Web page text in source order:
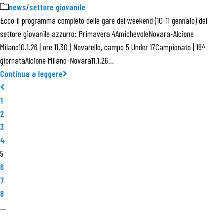
news/settore giovanile
Ecco il programma completo delle gare del weekend (10-11 gennaio) del
settore giovanile azzurro: Primavera 4AmichevoleNovara-Alcione
Milano10.1.26 | ore 11.30 | Novarello, campo 5 Under 17Campionato | 16^
giornataAlcione Milano-Novara11.1.26…
Continua a leggere
1
2
3
4
5
6
7
8
…